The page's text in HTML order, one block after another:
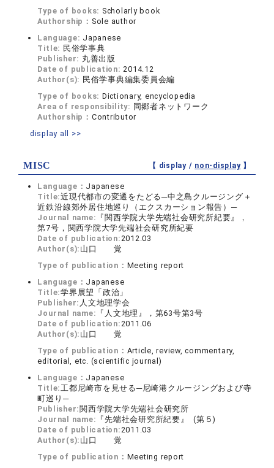
Type of books: Scholarly book
Authorship： Sole author
Language: Japanese
Title: 民俗学事典
Publisher: 丸善出版
Date of publication:2014.12
Author(s): 民俗学事典編集委員会編
Type of books: Dictionary, encyclopedia
Area of responsibility: 同郷者ネットワーク
Authorship： Contributor
display all >>
MISC 【 display / non-display】
Language： Japanese
Title:近現代都市の変遷をたどる─中之島クルージング＋
近鉄沿線郊外居住地巡り（エクスカーション報告）─
Journal name: 『関西学院大学先端社会研究所紀要』，
第7号，関西学院大学先端社会研究所紀要
Date of publication:2012.03
Author(s): 山口 覚
Type of publication： Meeting report
Language： Japanese
Title:学界展望「政治」
Publisher: 人文地理学会
Journal name: 『人文地理』，第63号第3号
Date of publication:2011.06
Author(s): 山口 覚
Type of publication： Article, review, commentary,
editorial, etc. (scientific journal)
Language： Japanese
Title:工都尼崎市を見せる─尼崎港クルージングおよび寺
町巡り─
Publisher: 関西学院大学先端社会研究所
Journal name: 『先端社会研究所紀要』 (第５)
Date of publication:2011.03
Author(s): 山口 覚
Type of publication： Meeting report